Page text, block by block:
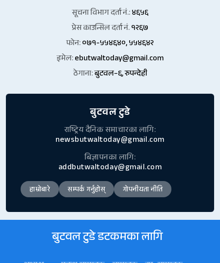
सूचना विभाग दर्ता नं.:४६५६
प्रेस काउन्सिल दर्ता नं.१२६७
फोन:०७१-५५४६४०, ५५४६४२
इमेल:ebutwaltoday@gmail.com
ठेगाना:बुटवल–६, रुपन्देही
बुटवल टुडे
राष्ट्रिय दैनिक समाचारका लागि:
newsbutwaltoday@gmail.com
बिज्ञापनका लागि:
addbutwaltoday@gmail.com
हाम्रोबारे सम्पर्क गर्नुहोस् गोपनीयता नीति
बुटवल टुडे डटकमका लागि